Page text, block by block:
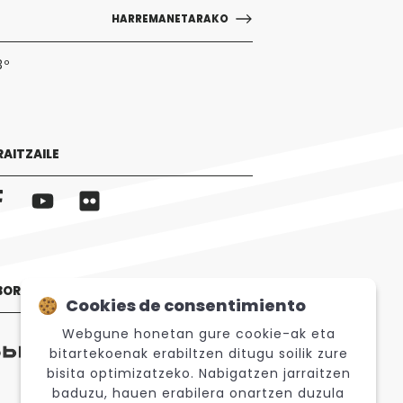
HARREMANETARAKO
Cookies de consentimiento
Webgune honetan gure cookie-ak eta
bitartekoenak erabiltzen ditugu soilik zure
bisita optimizatzeko. Nabigatzen jarraitzen
baduzu, hauen erabilera onartzen duzula